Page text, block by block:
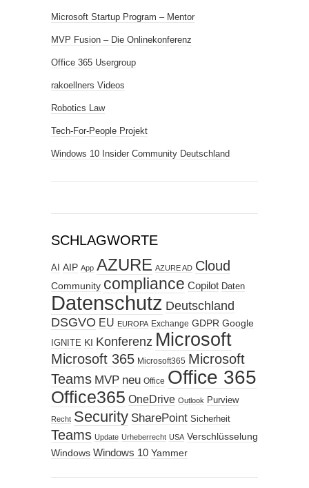
Microsoft Startup Program – Mentor
MVP Fusion – Die Onlinekonferenz
Office 365 Usergroup
rakoellners Videos
Robotics Law
Tech-For-People Projekt
Windows 10 Insider Community Deutschland
SCHLAGWORTE
AI AIP App AZURE AZURE AD Cloud
Community compliance Copilot Daten
Datenschutz Deutschland
DSGVO EU EUROPA Exchange GDPR Google
IGNITE KI Konferenz Microsoft
Microsoft 365 Microsoft365 Microsoft
Teams MVP neu Office Office 365
Office365 OneDrive Outlook Purview
Recht Security SharePoint Sicherheit
Teams Update Urheberrecht USA Verschlüsselung
Windows Windows 10 Yammer